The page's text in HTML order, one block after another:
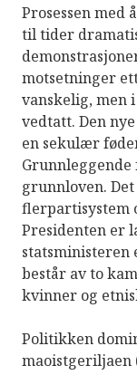
Prosessen med
til tider
motsetninger
vanskelig, men
vedtatt. Den
en sekulær
grunnloven.
flerpartisystem
Presidenten er
statsministeren
består av to
kvinner og
Politikken
maoistgeriljaen